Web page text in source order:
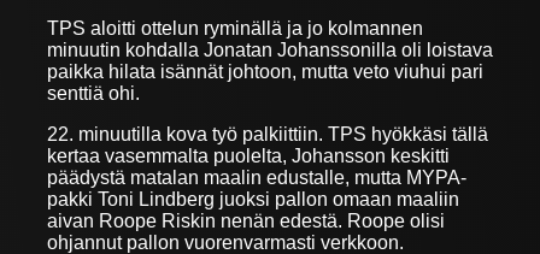
TPS aloitti ottelun ryminällä ja jo kolmannen
minuutin kohdalla Jonatan Johanssonilla oli loistava
paikka hilata isännät johtoon, mutta veto viuhui pari
senttiä ohi.
22. minuutilla kova työ palkiittiin. TPS hyökkäsi tällä
kertaa vasemmalta puolelta, Johansson keskitti
päädystä matalan maalin edustalle, mutta MYPA-
pakki Toni Lindberg juoksi pallon omaan maaliin
aivan Roope Riskin nenän edestä. Roope olisi
ohjannut pallon vuorenvarmasti verkkoon.